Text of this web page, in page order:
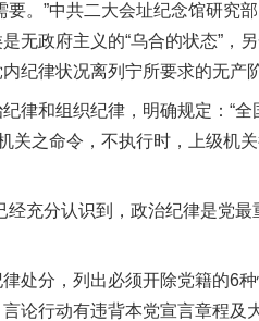
”中共二大会址纪念馆研究
无政府主义的“乌合的状态”，
纪律状况离列宁所要求的无产
和组织纪律，明确规定：“全
关之命令，不执行时，上级机
充分认识到，政治纪律是党最
分，列出必须开除党籍的6种
论行动有违背本党宣言章程及